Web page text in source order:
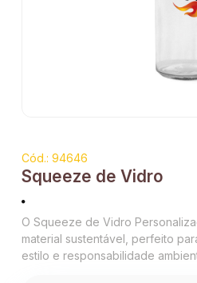
Cód.: 94646
Squeeze de Vidro
O Squeeze de Vidro
material sustentável, perfeito
estilo e responsabilidade